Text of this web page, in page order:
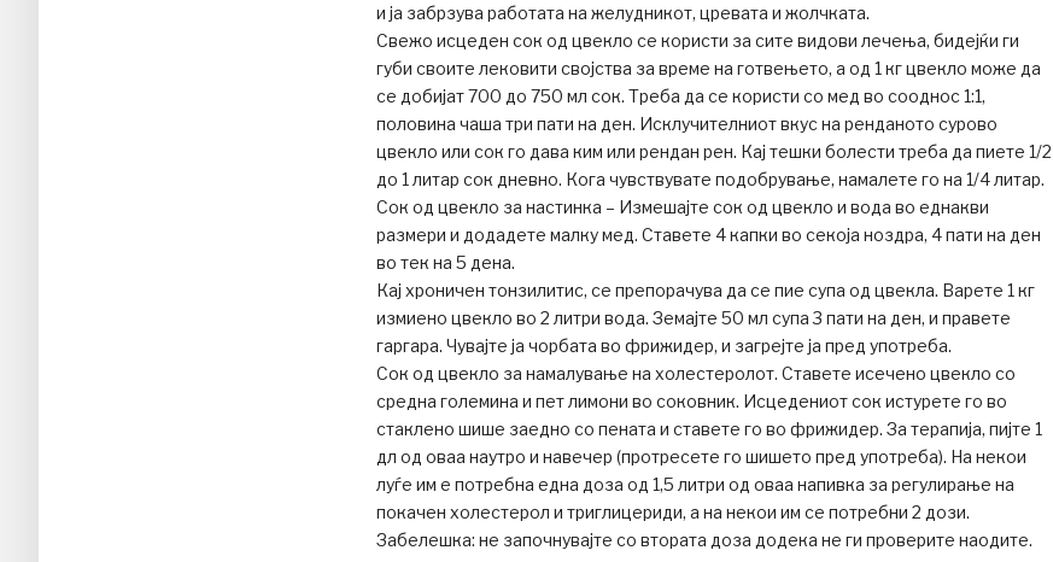
и ја забрзува работата на желудникот, цревата и жолчката.
Свежо исцеден сок од цвекло се користи за сите видови лечења, бидејќи ги
губи своите лековити својства за време на готвењето, а од 1 кг цвекло може да
се добијат 700 до 750 мл сок. Треба да се користи со мед во сооднос 1:1,
половина чаша три пати на ден. Исклучителниот вкус на ренданото сурово
цвекло или сок го дава ким или рендан рен. Кај тешки болести треба да пиете 1/2
до 1 литар сок дневно. Кога чувствувате подобрување, намалете го на 1/4 литар.
Сок од цвекло за настинка – Измешајте сок од цвекло и вода во еднакви
размери и додадете малку мед. Ставете 4 капки во секоја ноздра, 4 пати на ден
во тек на 5 дена.
Кај хроничен тонзилитис, се препорачува да се пие супа од цвекла. Варете 1 кг
измиено цвекло во 2 литри вода. Земајте 50 мл супа 3 пати на ден, и правете
гаргара. Чувајте ја чорбата во фрижидер, и загрејте ја пред употреба.
Сок од цвекло за намалување на холестеролот. Ставете исечено цвекло со
средна големина и пет лимони во соковник. Исцедениот сок истурете го во
стаклено шише заедно со пената и ставете го во фрижидер. За терапија, пијте 1
дл од оваа наутро и навечер (протресете го шишето пред употреба). На некои
луѓе им е потребна една доза од 1,5 литри од оваа напивка за регулирање на
покачен холестерол и триглицериди, а на некои им се потребни 2 дози.
Забелешка: не започнувајте со втората доза додека не ги проверите наодите.